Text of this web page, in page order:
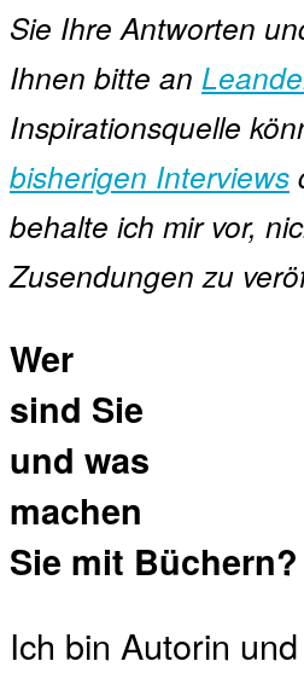
Sie Ihre Antworten
Ihnen bitte an
Inspirationsquelle
bisherigen Interviews
behalte ich mir vor,
Zusendungen zu
Wer
sind Sie
und was
machen
Sie mit Büchern?
Ich bin Autorin